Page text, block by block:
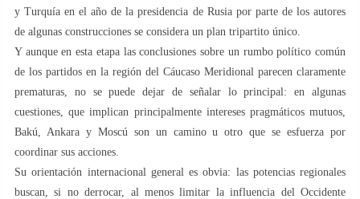
y Turquía en el año de la presidencia de Rusia por parte de los autores
de algunas construcciones se considera un plan tripartito único.
Y aunque en esta etapa las conclusiones sobre un rumbo político común
de los partidos en la región del Cáucaso Meridional parecen claramente
prematuras, no se puede dejar de señalar lo principal: en algunas
cuestiones, que implican principalmente intereses pragmáticos mutuos,
Bakú, Ankara y Moscú son un camino u otro que se esfuerza por
coordinar sus acciones.
Su orientación internacional general es obvia: las potencias regionales
buscan, si no derrocar, al menos limitar la influencia del Occidente